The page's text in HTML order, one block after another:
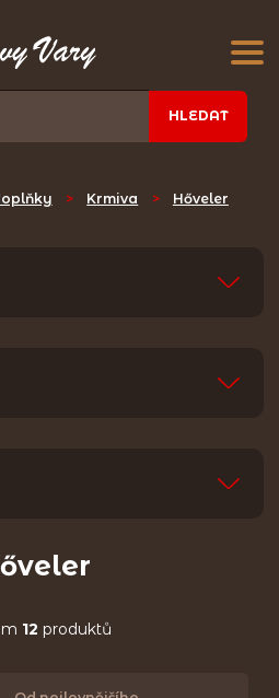
HLEDAT
> Krmiva > Hőveler
12 produktů